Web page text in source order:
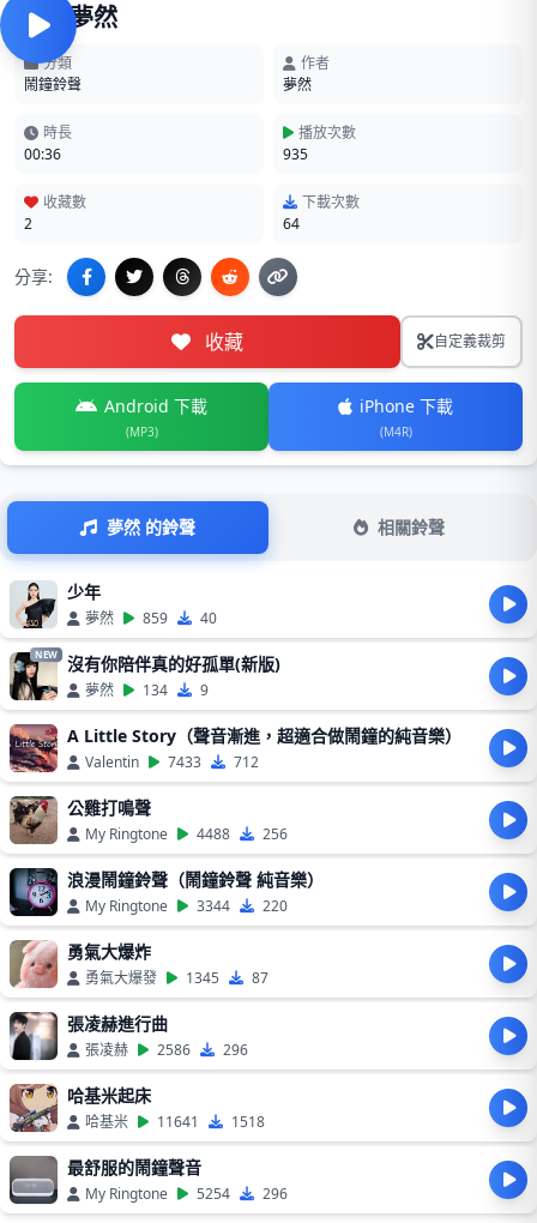
是你-夢然
分類
鬧鐘鈴聲
作者
夢然
時長
00:36
播放次數
935
收藏數
2
下載次數
64
分享:
收藏 自定義裁剪
Android 下載
(MP3)
iPhone 下載
(M4R)
夢然 的鈴聲 相關鈴聲
少年
夢然 859 40
NEW 沒有你陪伴真的好孤單(新版)
夢然 134 9
A Little Story（聲音漸進，超適合做鬧鐘的純音樂）
Valentin 7433 712
公雞打鳴聲
My Ringtone 4488 256
浪漫鬧鐘鈴聲（鬧鐘鈴聲 純音樂）
My Ringtone 3344 220
勇氣大爆炸
勇氣大爆發 1345 87
張凌赫進行曲
張凌赫 2586 296
哈基米起床
哈基米 11641 1518
最舒服的鬧鐘聲音
My Ringtone 5254 296